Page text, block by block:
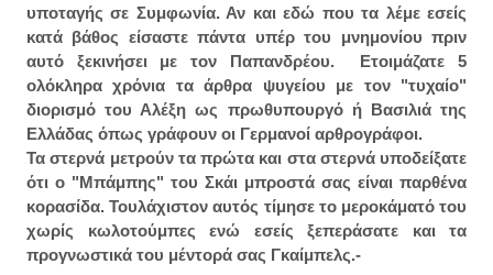
υποταγής σε Συμφωνία. Αν και εδώ που τα λέμε εσείς
κατά βάθος είσαστε πάντα υπέρ του μνημονίου πριν
αυτό ξεκινήσει με τον Παπανδρέου. Ετοιμάζατε 5
ολόκληρα χρόνια τα άρθρα ψυγείου με τον "τυχαίο"
διορισμό του Αλέξη ως πρωθυπουργό ή Βασιλιά της
Ελλάδας όπως γράφουν οι Γερμανοί αρθρογράφοι.
Τα στερνά μετρούν τα πρώτα και στα στερνά υποδείξατε
ότι ο "Μπάμπης" του Σκάι μπροστά σας είναι παρθένα
κορασίδα. Τουλάχιστον αυτός τίμησε το μεροκάματό του
χωρίς κωλοτούμπες ενώ εσείς ξεπεράσατε και τα
προγνωστικά του μέντορά σας Γκαίμπελς.-